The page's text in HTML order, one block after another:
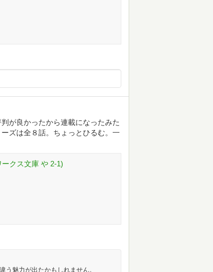
が良かったから連載になったみた
ズは全８話。ちょっとひるむ。一
クス文庫 や 2-1)
う魅力が出たかもしれません。